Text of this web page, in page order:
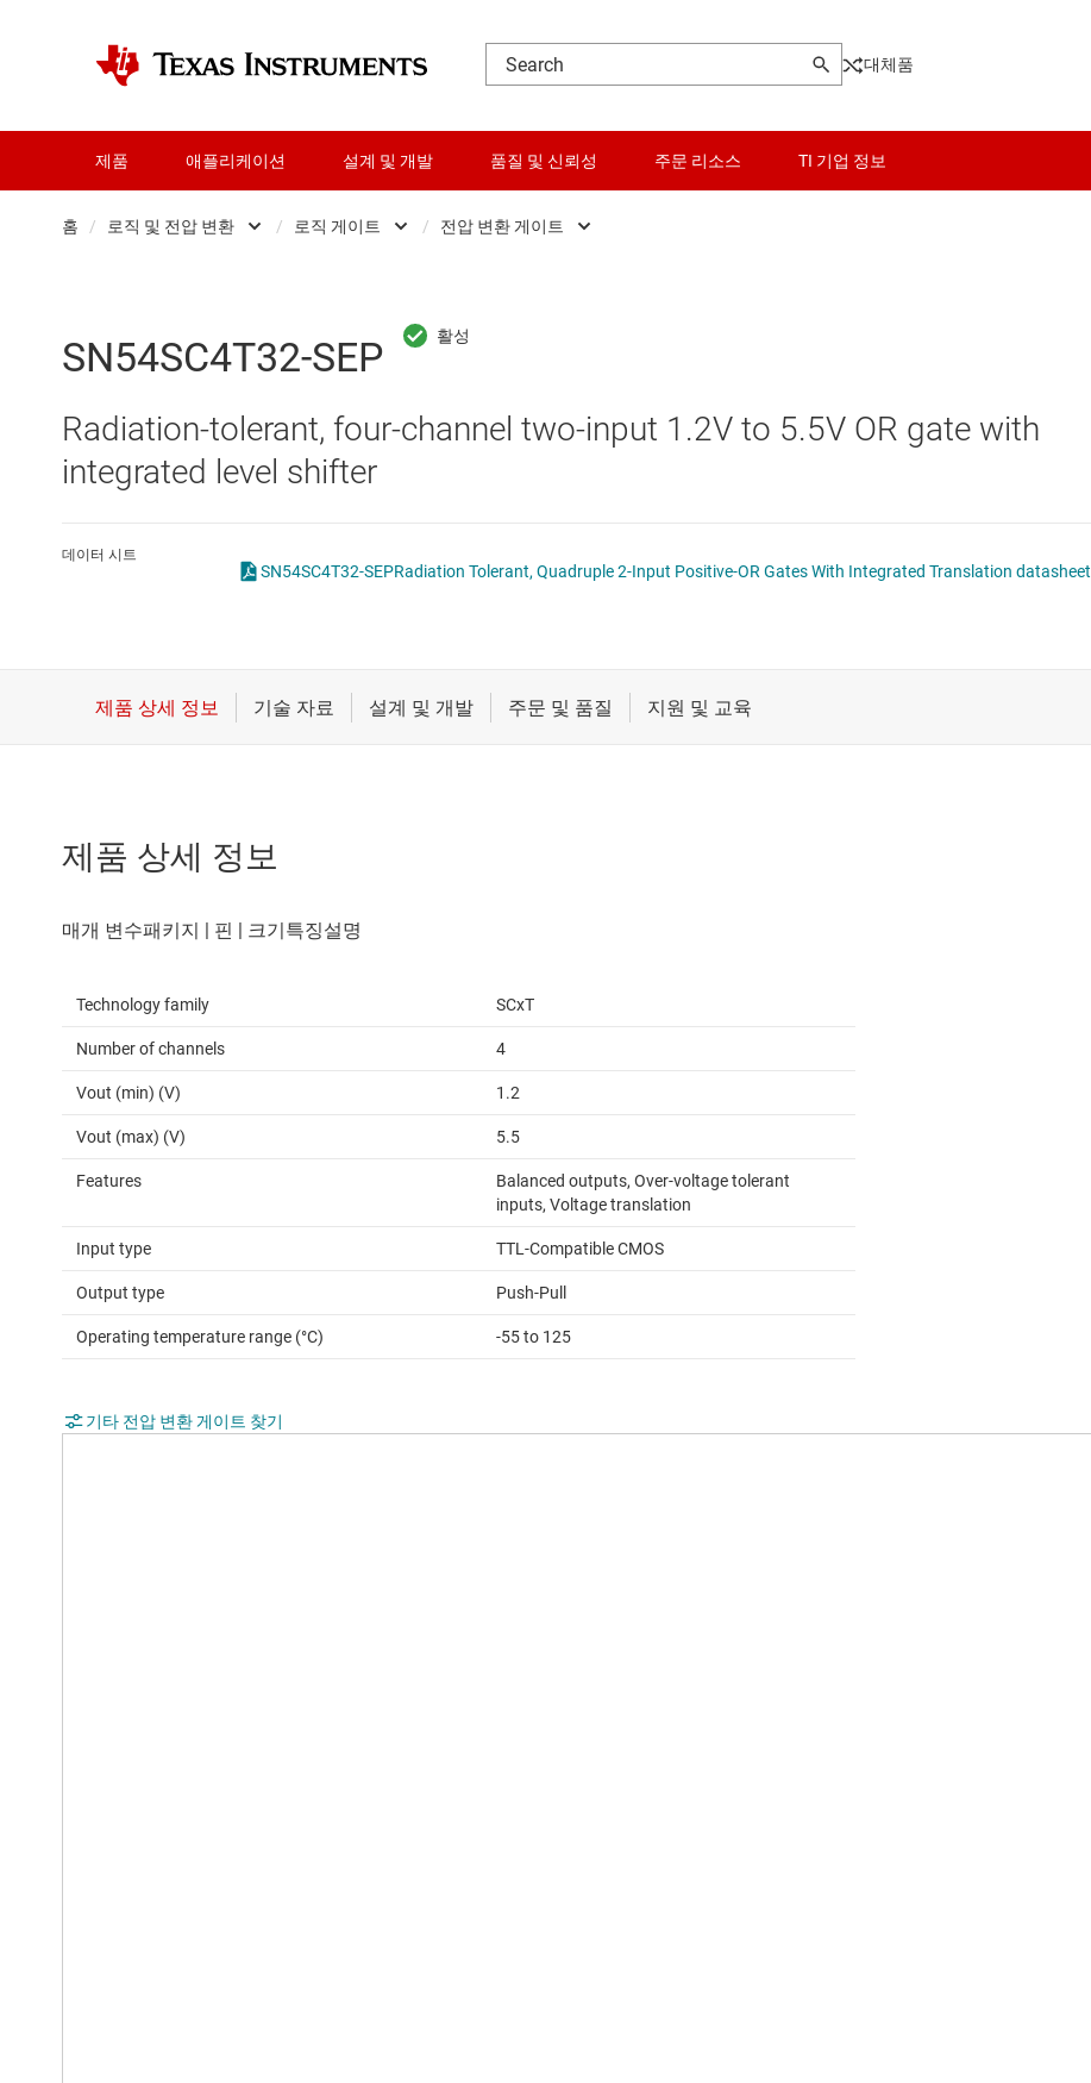
대체품
제품 애플리케이션 설계 및 개발 품질 및 신뢰성 주문 리소스 TI 기업 정보
홈 / 로직 및 전압 변환
데이터 컨버터
로직 및 전압 변환
배터리 관리 IC
인터페이스
패시브 및 개별
/ 로직 게이트
구성 가능 및 프로그래머블 로직 IC
버퍼, 드라이버 및 트랜시버
/ 전압 변환 게이트
OR 게이트
SN54SC4T32-SEP
Radiation-tolerant, four-channel two-input 1.2V to 5.5V OR gate with
integrated level shifter
데이터 시트
SN54SC4T32-SEPRadiation Tolerant, Quadruple 2-Input Positive-OR Gates With Integrated Translation datasheet
제품 상세 정보
Technology family SCxT
Number of channels 4
Vout (min) (V) 1.2
Vout (max) (V) 5.5
Features
Balanced outputs, Over-voltage tolerant
inputs, Voltage translation
Input type TTL-Compatible CMOS
Output type Push-Pull
Operating temperature range (°C) -55 to 125
기타 전압 변환 게이트 찾기